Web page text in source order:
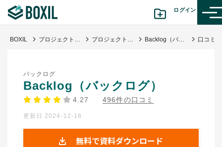
ログイン
診断から探す(β版)
BOXILの使い方ガイド 情報掲載をご希望の方へ
BOXIL プロジェクト管理ツール比較20選 タイプ別おすすめサービス・口コミ評判 プロジェクト管理・工数管理 Backlog（バックログ）
バックログ
Backlog（バックログ）
4.27 496件の口コミ
更新日 2024-12-18
無料で資料ダウンロード